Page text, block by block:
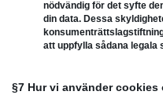
nödvändig för det syfte
din data. Dessa
att uppfylla sådana legala
§7 Hur vi använder